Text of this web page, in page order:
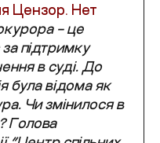
Цензор. Нет
– це
підтримку
в суді. До
була відома як
Чи змінилося в
Голова